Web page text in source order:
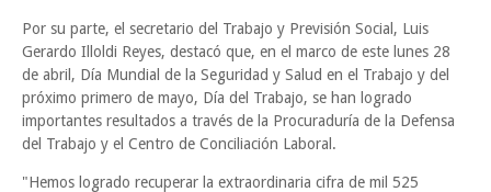
Por su parte, el secretario del Trabajo y Previsión Social, Luis
Gerardo Illoldi Reyes, destacó que, en el marco de este lunes 28
de abril, Día Mundial de la Seguridad y Salud en el Trabajo y del
próximo primero de mayo, Día del Trabajo, se han logrado
importantes resultados a través de la Procuraduría de la Defensa
del Trabajo y el Centro de Conciliación Laboral.
"Hemos logrado recuperar la extraordinaria cifra de mil 525